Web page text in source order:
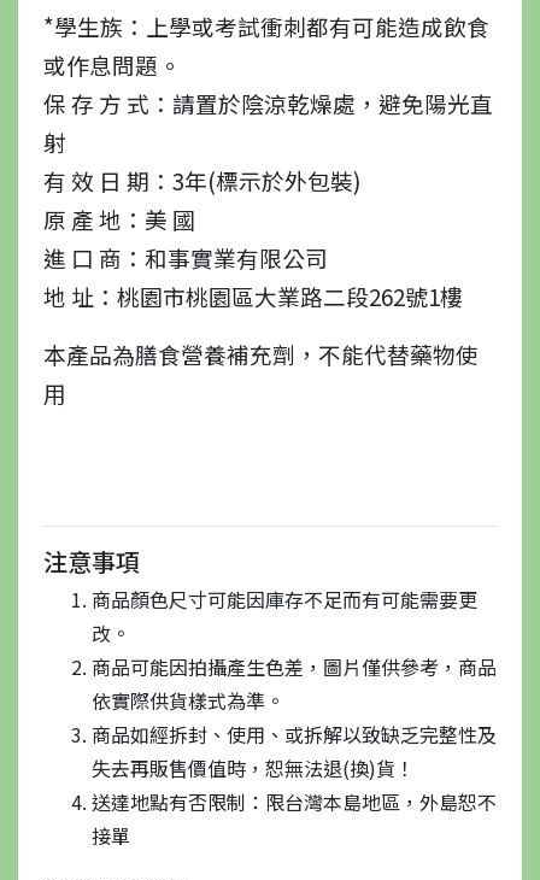
*學生族：上學或考試衝刺都有可能造成飲食
或作息問題。
保 存 方 式：請置於陰涼乾燥處，避免陽光直
射
有 效 日 期：3年(標示於外包裝)
原 產 地：美 國
進 口 商：和事實業有限公司
地 址：桃園市桃園區大業路二段262號1樓
本產品為膳食營養補充劑，不能代替藥物使
用
注意事項
商品顏色尺寸可能因庫存不足而有可能需要更
改。
商品可能因拍攝產生色差，圖片僅供參考，商品
依實際供貨樣式為準。
商品如經拆封、使用、或拆解以致缺乏完整性及
失去再販售價值時，恕無法退(換)貨！
送達地點有否限制：限台灣本島地區，外島恕不
接單